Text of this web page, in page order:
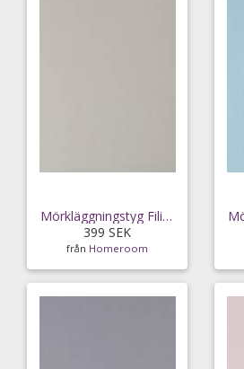
Mörkläggningstyg Filippa i 3-metersklipp
399 SEK
från Homeroom